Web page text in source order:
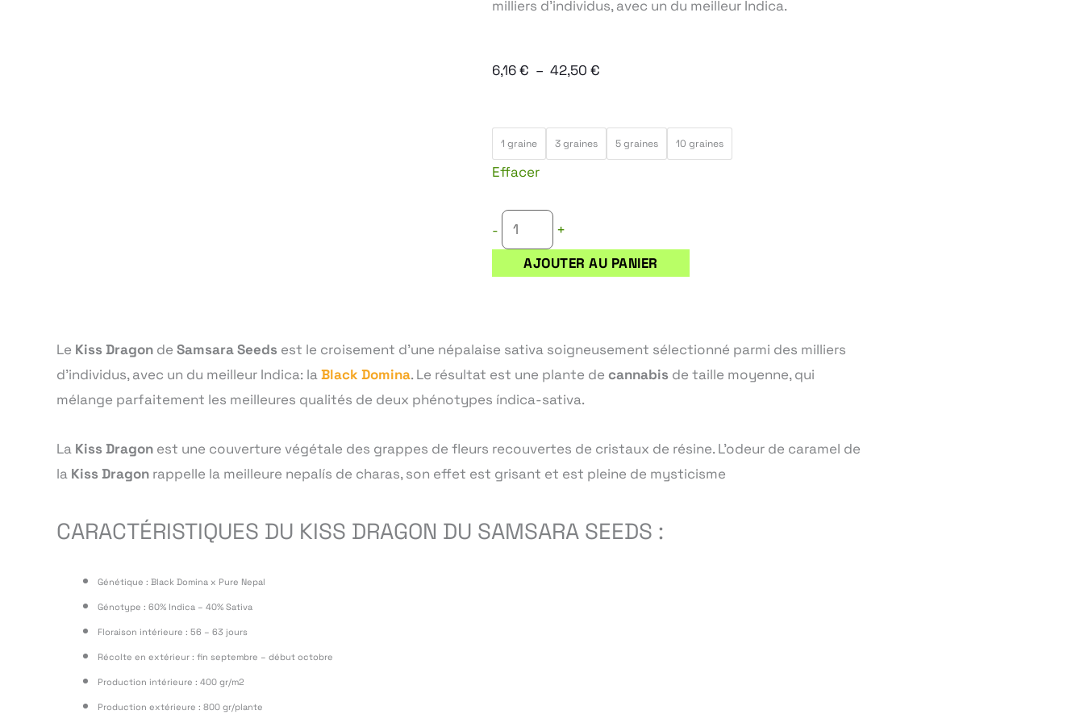
milliers d’individus, avec un du meilleur Indica.
6,16€ – 42,50 €
6,16 €
1 graine 3 graines 5 graines 10 graines
Effacer
-
de
DRAGON
+
AJOUTER AU PANIER
Le Kiss Dragon de Samsara Seeds est le croisement d’une népalaise sativa soigneusement sélectionné parmi des milliers
d’individus, avec un du meilleur Indica: laBlack Domina. Le résultat est une plante de cannabis de taille moyenne, qui
mélange parfaitement les meilleures qualités de deux phénotypes índica-sativa.
La KissDragon est une couverture végétale des grappes de fleurs recouvertes de cristaux de résine. L’odeur de caramel de
la Kiss Dragon rappelle la meilleure nepalís de charas, son effet est grisant et est pleine de mysticisme
CARACTÉRISTIQUES DU KISS DRAGON DU SAMSARA SEEDS :
Génétique : Black Domina x Pure Nepal
Génotype : 60% Indica – 40% Sativa
Floraison intérieure : 56 – 63 jours
Récolte en extérieur : fin septembre – début octobre
Production intérieure : 400 gr/m2
Production extérieure : 800 gr/plante